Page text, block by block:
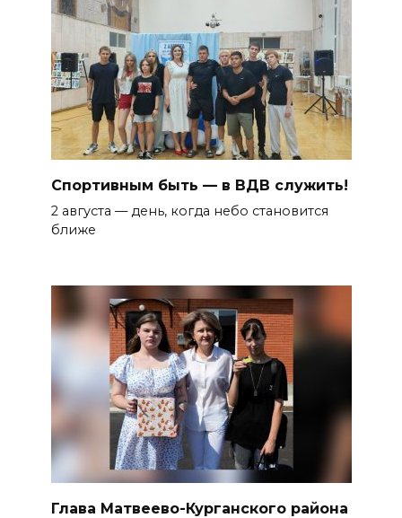
Спортивным быть — в ВДВ служить!
2 августа — день, когда небо становится
ближе
Глава Матвеево-Курганского района